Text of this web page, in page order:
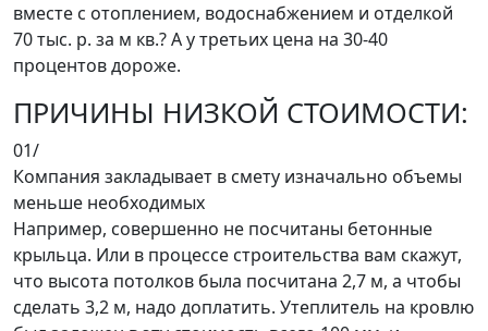
вместе с отоплением, водоснабжением и отделкой
70 тыс. р. за м кв.? А у третьих цена на 30-40
процентов дороже.
ПРИЧИНЫ НИЗКОЙ СТОИМОСТИ:
01/
Компания закладывает в смету изначально объемы
меньше необходимых
Например, совершенно не посчитаны бетонные
крыльца. Или в процессе строительства вам скажут,
что высота потолков была посчитана 2,7 м, а чтобы
сделать 3,2 м, надо доплатить. Утеплитель на кровлю